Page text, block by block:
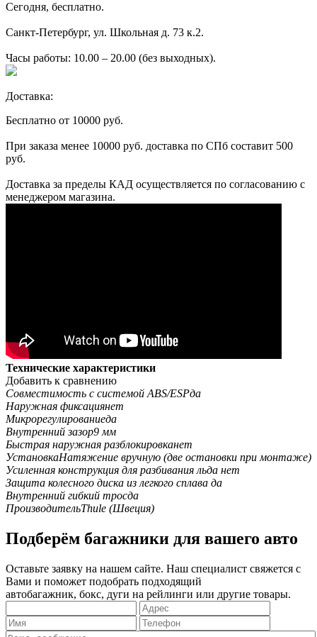
Сегодня, бесплатно.
Санкт-Петербург, ул. Школьная д. 73 к.2.
Часы работы: 10.00 – 20.00 (без выходных).
Доставка:
Бесплатно от 10000 руб.
При заказа менее 10000 руб. доставка по СПб составит 500
руб.
Доставка за пределы КАД осуществляется по согласованию с
менеджером магазина.
Технические характеристики
Добавить к сравнению
Совместимость с системой ABS/ESPда
Наружная фиксациянет
Микрорегулированиеда
Внутренний зазор9 мм
Быстрая наружная разблокировканет
УстановкаНатяжение вручную (две остановки при монтаже)
Усиленная конструкция для разбивания льда нет
Защита колесного диска из легкого сплава да
Внутренний гибкий тросда
ПроизводительThule (Швеция)
Подберём багажники для вашего авто
Оставьте заявку на нашем сайте. Наш специалист свяжется с
Вами и поможет подобрать подходящий
автобагажник, бокс, дуги на рейлинги или другие товары.